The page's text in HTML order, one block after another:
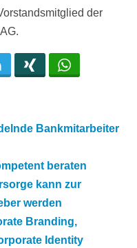
der
LinkedIn
Bankmitarbeiter
beraten
kann zur
werden
Branding,
Identity